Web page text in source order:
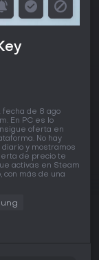
fecha de 8 ago
En PC es lo
oferta en
No hay
y mostramos
de precio te
activas en Steam
con más de una